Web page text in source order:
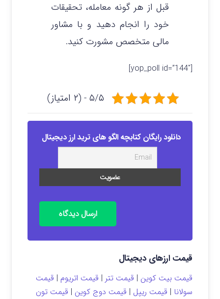
قبل از هر گونه معامله، تحقیقات
خود را انجام دهید و با مشاور
مالی متخصص مشورت کنید.
[yop_poll id=”144″]
۵/۵ - (۲ امتیاز)
دانلود رایگان کتابچه الگو های ترید ارز دیجیتال
ارسال دیدگاه
قیمت ارزهای دیجیتال
قیمت بیت کوین | قیمت تتر | قیمت اتریوم | قیمت
سولانا | قیمت ریپل | قیمت دوج کوین | قیمت تون